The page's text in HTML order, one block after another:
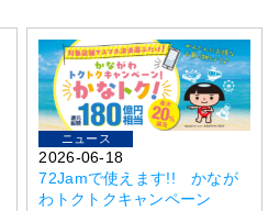
ニュース
2026-06-18
72Jamで使えます!! かなが
わトクトクキャンペーン